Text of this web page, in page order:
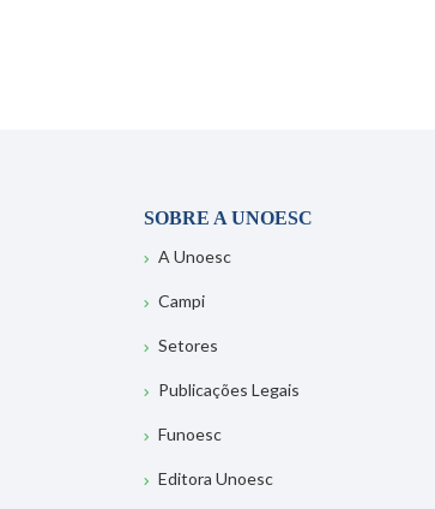
SOBRE A UNOESC
A Unoesc
Campi
Setores
Publicações Legais
Funoesc
Editora Unoesc